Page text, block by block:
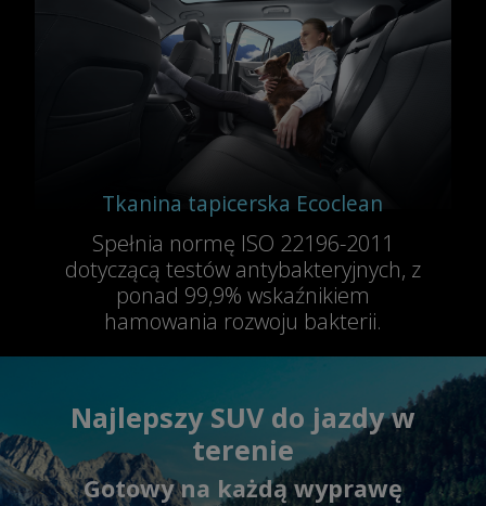
Tkanina tapicerska Ecoclean
Spełnia normę ISO 22196-2011
dotyczącą testów antybakteryjnych, z
ponad 99,9% wskaźnikiem
hamowania rozwoju bakterii.
Najlepszy SUV do jazdy w
terenie
Gotowy na każdą wyprawę